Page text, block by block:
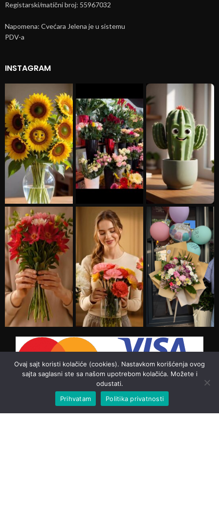
Registarski/matični broj: 55967032
Napomena: Cvećara Jelena je u sistemu
PDV-a
INSTAGRAM
Ovaj sajt koristi kolačiće (cookies). Nastavkom korišćenja ovog
sajta saglasni ste sa našom upotrebom kolačića. Možete i
odustati.
Prihvatam
Politika privatnosti